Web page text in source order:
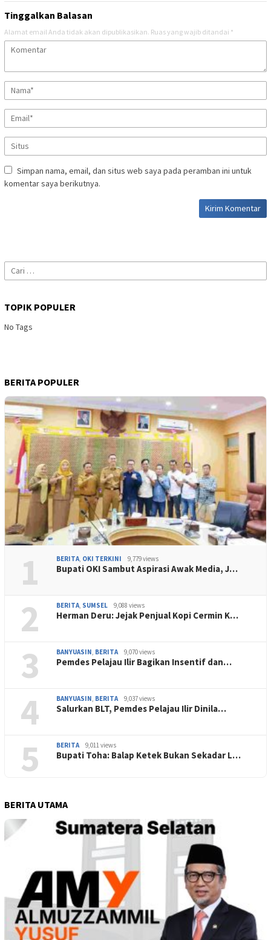
Tinggalkan Balasan
Alamat email Anda tidak akan dipublikasikan. Ruas yang wajib ditandai *
Simpan nama, email, dan situs web saya pada peramban ini untuk
komentar saya berikutnya.
Cari
untuk:
TOPIK POPULER
No Tags
BERITA POPULER
1 BERITA, OKI TERKINI 9,779 views
Bupati OKI Sambut Aspirasi Awak Media, J…
2 BERITA, SUMSEL 9,088 views
Herman Deru: Jejak Penjual Kopi Cermin K…
3 BANYUASIN, BERITA 9,070 views
Pemdes Pelajau Ilir Bagikan Insentif dan…
4 BANYUASIN, BERITA 9,037 views
Salurkan BLT, Pemdes Pelajau Ilir Dinila…
5 BERITA 9,011 views
Bupati Toha: Balap Ketek Bukan Sekadar L…
BERITA UTAMA